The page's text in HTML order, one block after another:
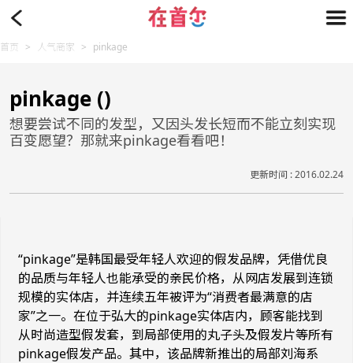
首页 > 人气商家 > pinkage
pinkage ()
想要尝试不同的发型，又因头发长短而不能立刻实现
百变愿望？那就来pinkage看看吧！
更新时间 : 2016.02.24
“pinkage”是韩国最受年轻人欢迎的假发品牌，凭借优良
的品质与年轻人也能承受的亲民价格，从网店发展到连锁
规模的实体店，并连续五年被评为“消费者最满意的店
家”之一。在位于弘大的pinkage实体店内，顾客能找到
从时尚造型假发套，到局部使用的丸子头及假发片等所有
pinkage假发产品。其中，该品牌新推出的局部刘海系